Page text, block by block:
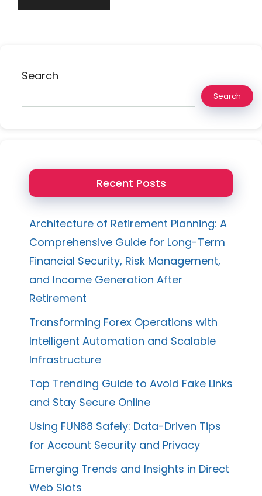
Search
Search
Recent Posts
Architecture of Retirement Planning: A
Comprehensive Guide for Long-Term
Financial Security, Risk Management,
and Income Generation After
Retirement
Transforming Forex Operations with
Intelligent Automation and Scalable
Infrastructure
Top Trending Guide to Avoid Fake Links
and Stay Secure Online
Using FUN88 Safely: Data-Driven Tips
for Account Security and Privacy
Emerging Trends and Insights in Direct
Web Slots